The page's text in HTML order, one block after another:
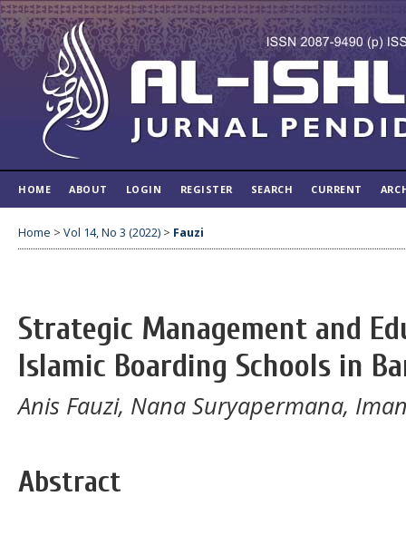
HOME ABOUT LOGIN REGISTER SEARCH CURRENT
Home > Vol 14, No 3 (2022) > Fauzi
Strategic Management and
Islamic Boarding Schools in
Anis Fauzi, Nana Suryapermana,
Abstract